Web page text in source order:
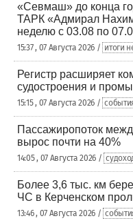
«Севмаш» до конца
ТАРК «Адмирал
неделю с 03.08 по
15:37 , 07 Августа 2026 / итоги
Регистр расширяет
судостроения и
15:15 , 07 Августа 2026 /
Пассажиропоток
вырос почти на 40%
14:05 , 07 Августа 2026 /
Более 3,6 тыс. км
ЧС в Керченском
13:46 , 07 Августа 2026 /